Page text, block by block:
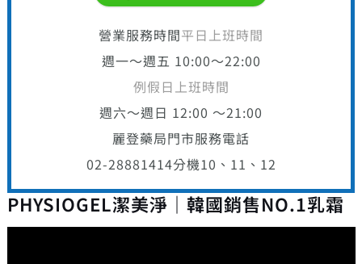
營業服務時間平日上班時間
週一～週五 10:00～22:00
例假日上班時間
週六～週日 12:00 ～21:00
麗登藥局門市服務電話
02-28881414分機10、11、12
PHYSIOGEL潔美淨｜韓國銷售NO.1乳霜